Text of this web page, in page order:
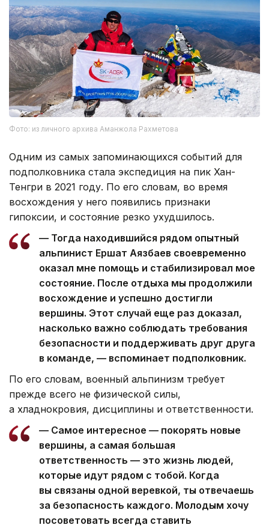
Фото: из личного архива Аманжола Рахметова
Одним из самых запоминающихся событий для
подполковника стала экспедиция на пик Хан-
Тенгри в 2021 году. По его словам, во время
восхождения у него появились признаки
гипоксии, и состояние резко ухудшилось.
— Тогда находившийся рядом опытный
альпинист Ершат Аязбаев своевременно
оказал мне помощь и стабилизировал мое
состояние. После отдыха мы продолжили
восхождение и успешно достигли
вершины. Этот случай еще раз доказал,
насколько важно соблюдать требования
безопасности и поддерживать друг друга
в команде, — вспоминает подполковник.
По его словам, военный альпинизм требует
прежде всего не физической силы,
а хладнокровия, дисциплины и ответственности.
— Самое интересное — покорять новые
вершины, а самая большая
ответственность — это жизнь людей,
которые идут рядом с тобой. Когда
вы связаны одной веревкой, ты отвечаешь
за безопасность каждого. Молодым хочу
посоветовать всегда ставить